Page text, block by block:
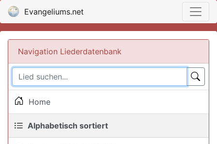
Evangeliums.net
Navigation Liederdatenbank
Home
Alphabetisch sortiert